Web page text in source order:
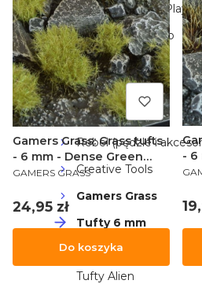
AK Interactive -
Games Workshop
Army Painter
Vallejo
Ammo by Mig
Rebel (pędzle i
Creative Tools
Gamers Grass
Tufty 6 mm
Tufty +8 mm
Tufty Alien
Gamers Grass: Grass tufts
- 6 mm - Dense Green
(Wild)
PRODUCENT
GAMERS GRASS
Cena
24,95 zł
Do koszyka
- 6